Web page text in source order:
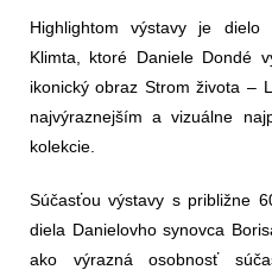
Highlightom výstavy je dielo
Klimta, ktoré Daniele Dondé
ikonický obraz Strom života –
najvýraznejším a vizuálne
kolekcie.
Súčasťou výstavy s približne
diela Danielovho synovca
ako výrazná osobnosť